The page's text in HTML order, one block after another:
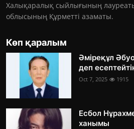
Халықаралық сыйлығының
облысының Құрметті азаматы.
Көп қаралым
Әміреқұл
деп
Oct 7, 2025 1915
Есбол
ханымы